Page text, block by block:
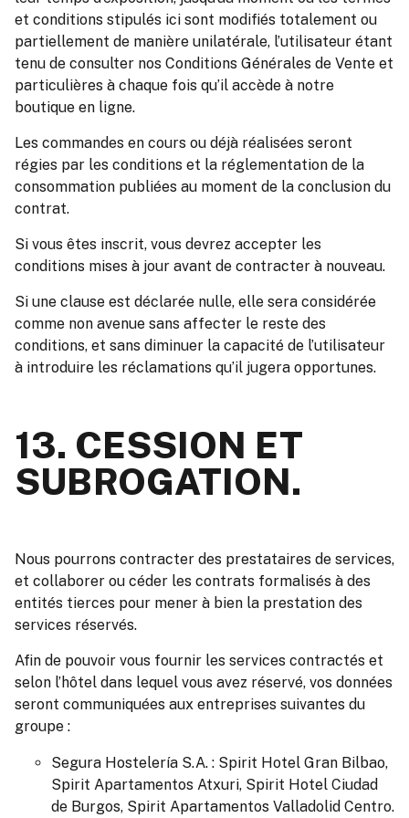
et conditions stipulés ici sont modifiés totalement ou
partiellement de manière unilatérale, l’utilisateur étant
tenu de consulter nos Conditions Générales de Vente et
particulières à chaque fois qu’il accède à notre
boutique en ligne.
Les commandes en cours ou déjà réalisées seront
régies par les conditions et la réglementation de la
consommation publiées au moment de la conclusion du
contrat.
Si vous êtes inscrit, vous devrez accepter les
conditions mises à jour avant de contracter à nouveau.
Si une clause est déclarée nulle, elle sera considérée
comme non avenue sans affecter le reste des
conditions, et sans diminuer la capacité de l’utilisateur
à introduire les réclamations qu’il jugera opportunes.
13. CESSION ET
SUBROGATION.
Nous pourrons contracter des prestataires de services,
et collaborer ou céder les contrats formalisés à des
entités tierces pour mener à bien la prestation des
services réservés.
Afin de pouvoir vous fournir les services contractés et
selon l’hôtel dans lequel vous avez réservé, vos données
seront communiquées aux entreprises suivantes du
groupe :
Segura Hostelería S.A. : Spirit Hotel Gran Bilbao,
Spirit Apartamentos Atxuri, Spirit Hotel Ciudad
de Burgos, Spirit Apartamentos Valladolid Centro.